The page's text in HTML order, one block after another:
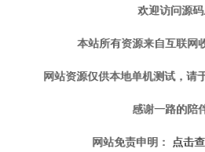
欢迎访问源
本站所有资源来自互联网
网站资源仅供本地单机测试，请
感谢一路的陪
网站免责申明： 点击